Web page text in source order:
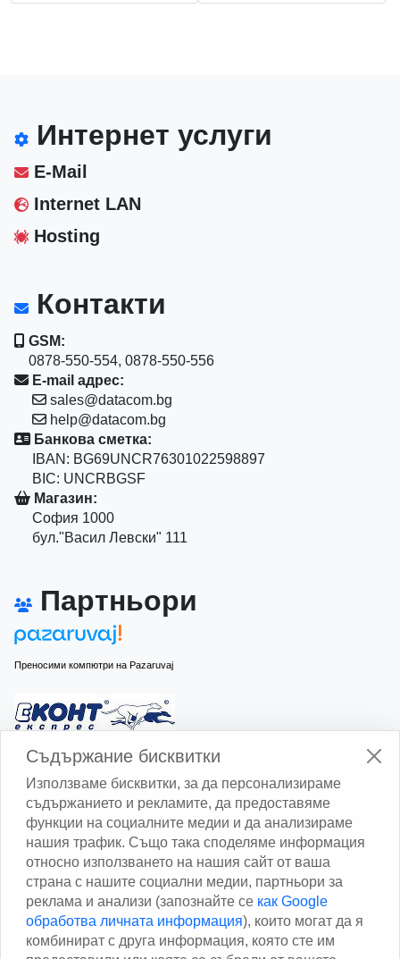
Интернет услуги
E-Mail
Internet LAN
Hosting
Контакти
GSM:
0878-550-554, 0878-550-556
E-mail адрес:
sales@datacom.bg
help@datacom.bg
Банкова сметка:
IBAN: BG69UNCR76301022598897
BIC: UNCRBGSF
Магазин:
София 1000
бул."Васил Левски" 111
Партньори
Преносими компютри на Pazaruvaj
Изчисли доставката с Еконт
Изчисли доставката със Спиди
Facebook
Съдържание бисквитки
Използваме бисквитки, за да персонализираме
съдържанието и рекламите, да предоставяме
функции на социалните медии и да анализираме
нашия трафик. Също така споделяме информация
относно използването на нашия сайт от ваша
страна с нашите социални медии, партньори за
реклама и анализи (запознайте се как Google
обработва личната информация), които могат да я
комбинират с друга информация, която сте им